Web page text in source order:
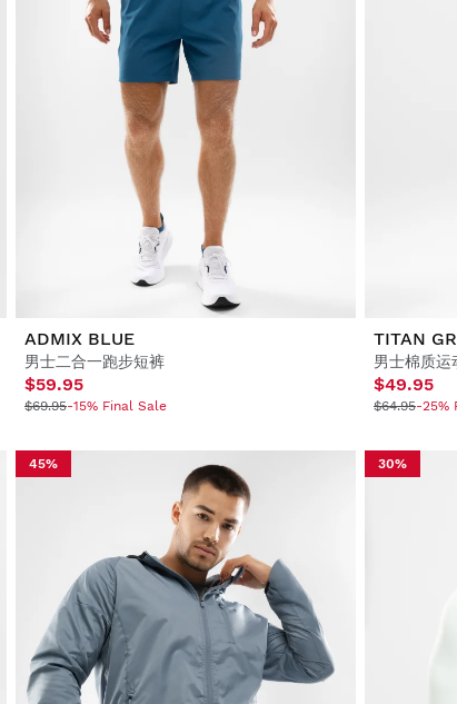
ADMIX BLUE
男士二合一跑步短裤
$59.95
$69.95-15% Final Sale
TITAN
男士棉质运
$49.95
$64.95-25%
45% 30%